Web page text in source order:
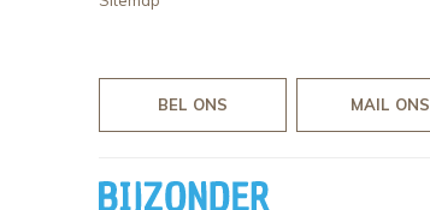
BEL ONS MAIL ONS